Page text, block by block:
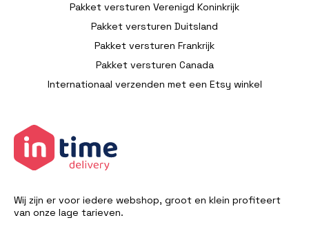
Wij zijn er voor iedere webshop, groot en klein profiteert
van onze lage tarieven.
Pakket versturen Verenigd Koninkrijk
Pakket versturen Duitsland
Pakket versturen Frankrijk
Pakket versturen Canada
Internationaal verzenden met een Etsy winkel